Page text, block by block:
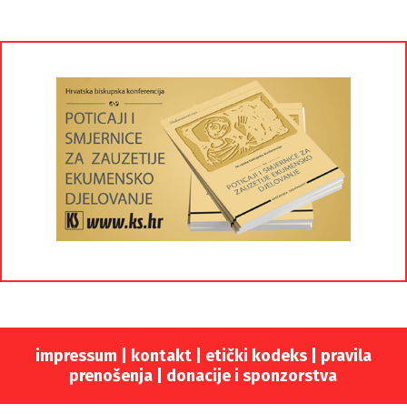
impressum kontakt etički kodeks | pravila
prenošenja | donacije i sponzorstva